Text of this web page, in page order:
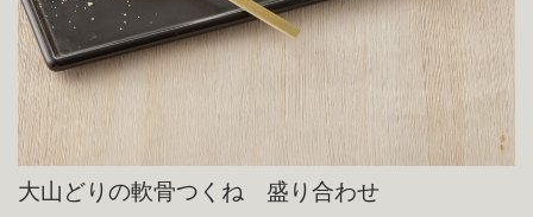
大山どりの軟骨つくね 盛り合わせ